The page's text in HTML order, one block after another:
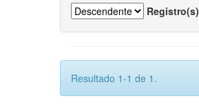
Registro(s)
Resultado 1-1 de 1.